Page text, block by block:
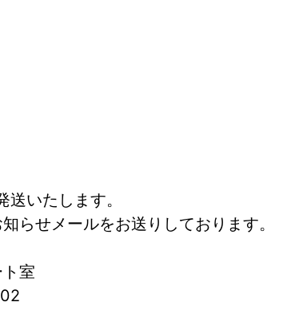
いたします。
らせメールをお送りしております。
室